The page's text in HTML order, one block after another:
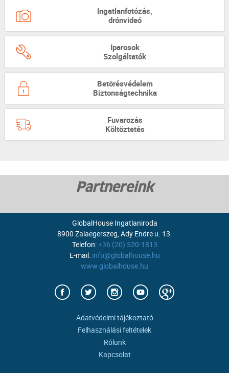
Ingatlanfotózás,
drónvideó
Iparosok
Szolgáltatók
Betörésvédelem
Biztonságtechnika
Fuvarozás
Költöztetés
Partnereink
GlobalHouse Ingatlaniroda
8900 Zalaegerszeg, Ady Endre u. 13.
Telefon:+36 (20) 520-1813
E-mail: info@globalhouse.hu
www.globalhouse.hu
Adatvédelmi tájékoztató
Felhasználási feltételek
Rólunk
Kapcsolat